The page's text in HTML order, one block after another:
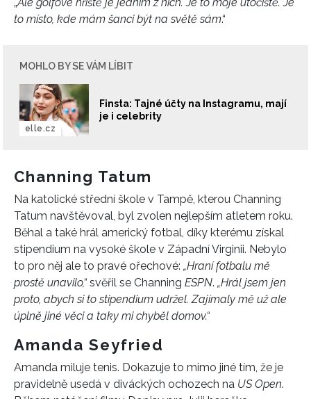
INFORMACE
to místo, kde mám šanci být na světě sám.“
MOHLO BY SE VÁM LÍBIT
Finsta: Tajné účty na Instagramu, mají
je i celebrity
elle.cz
Channing Tatum
Na katolické střední škole v Tampě, kterou Channing
Tatum navštěvoval, byl zvolen nejlepším atletem roku.
Běhal a také hrál americký fotbal, díky kterému získal
stipendium na vysoké škole v Západní Virginii. Nebylo
to pro něj ale to pravé ořechové: „Hraní fotbalu mě
prostě unavilo,“ svěřil se Channing ESPN. „Hrál jsem jen
proto, abych si to stipendium udržel. Zajímaly mě už ale
úplně jiné věci a taky mi chyběl domov.“
Amanda Seyfried
Amanda miluje tenis. Dokazuje to mimo jiné tím, že je
pravidelně usedá v diváckých ochozech na US Open.